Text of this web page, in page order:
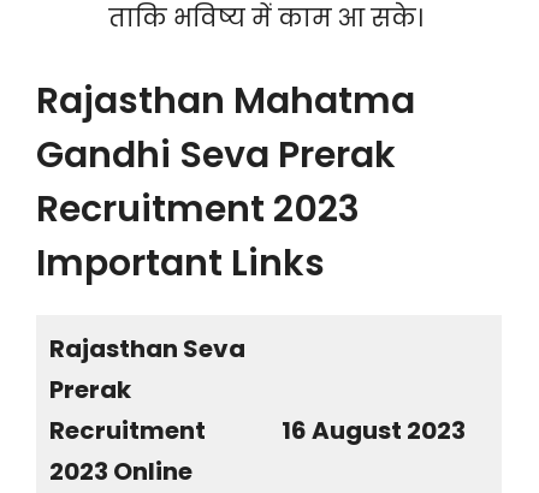
ताकि भविष्य में काम आ सके।
Rajasthan Mahatma
Gandhi Seva Prerak
Recruitment 2023
Important Links
Rajasthan Seva
Prerak
Recruitment
2023 Online
16 August 2023